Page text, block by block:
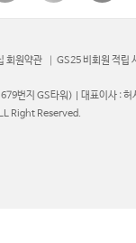
회원약관 GS25 비회원 적립
679번지 GS타워) | 대표이사 :
Right Reserved.